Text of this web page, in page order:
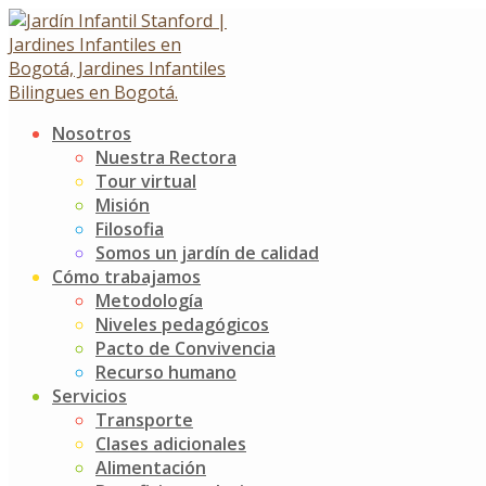
Skip
to
content
Nosotros
Nuestra Rectora
Tour virtual
Misión
Filosofia
Somos un jardín de calidad
Cómo trabajamos
Metodología
Niveles pedagógicos
Pacto de Convivencia
Recurso humano
Servicios
Transporte
Clases adicionales
Alimentación
Bosqueconcierto
Bosqueconcierto
29 mayo, 202529 mayo, 2025
Jardín Infantil Stanford
En nuestra salida al Teatro, a través de la obra musical
que por medio de canciones con historias curiosas y
uno de los recursos que él nos ofrece. Ellos, como
«guardianes del planeta».
El mundo de las vocales
Cierre de los Sport Champions JIS